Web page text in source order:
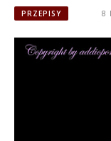
PRZEPISY 8